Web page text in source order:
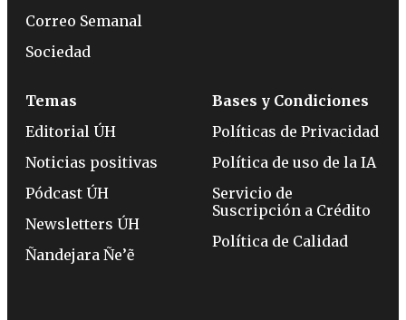
Correo Semanal
Sociedad
Temas
Editorial ÚH
Noticias positivas
Pódcast ÚH
Newsletters ÚH
Ñandejara Ñe’ẽ
Bases y Condiciones
Políticas de Privacidad
Política de uso de la IA
Servicio de
Suscripción a Crédito
Política de Calidad